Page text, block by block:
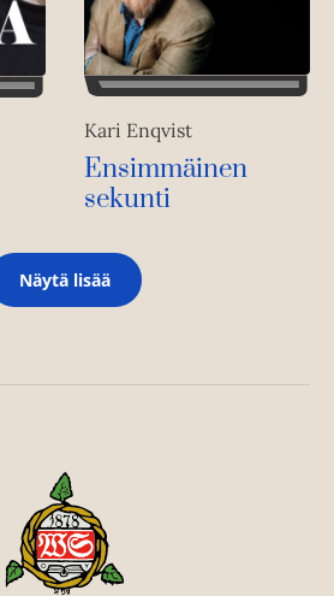
Kari Enqvist
Ensimmäinen
sekunti
Näytä lisää